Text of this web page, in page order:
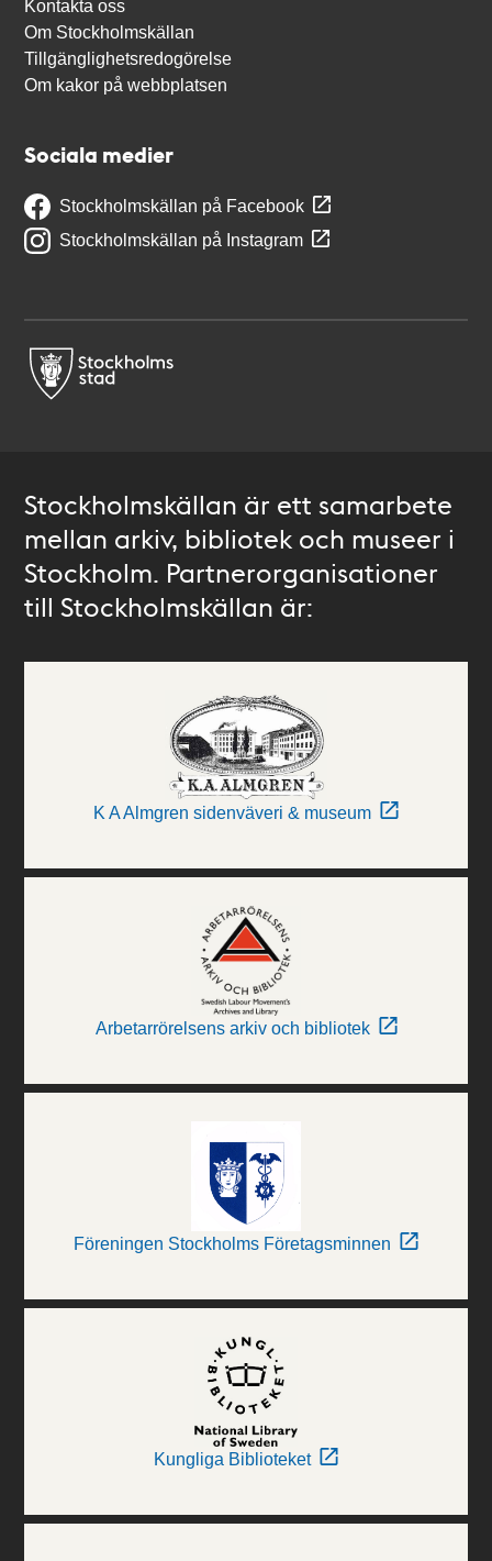
Kontakta oss
Om Stockholmskällan
Tillgänglighetsredogörelse
Om kakor på webbplatsen
Sociala medier
Stockholmskällan på Facebook
Stockholmskällan på Instagram
Stockholmskällan är ett samarbete
mellan arkiv, bibliotek och museer i
Stockholm. Partnerorganisationer
till Stockholmskällan är:
K A Almgren sidenväveri & museum
Arbetarrörelsens arkiv och bibliotek
Föreningen Stockholms Företagsminnen
Kungliga Biblioteket